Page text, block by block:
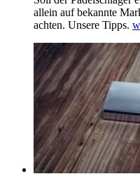
allein auf bekannte
achten. Unsere Tipps.